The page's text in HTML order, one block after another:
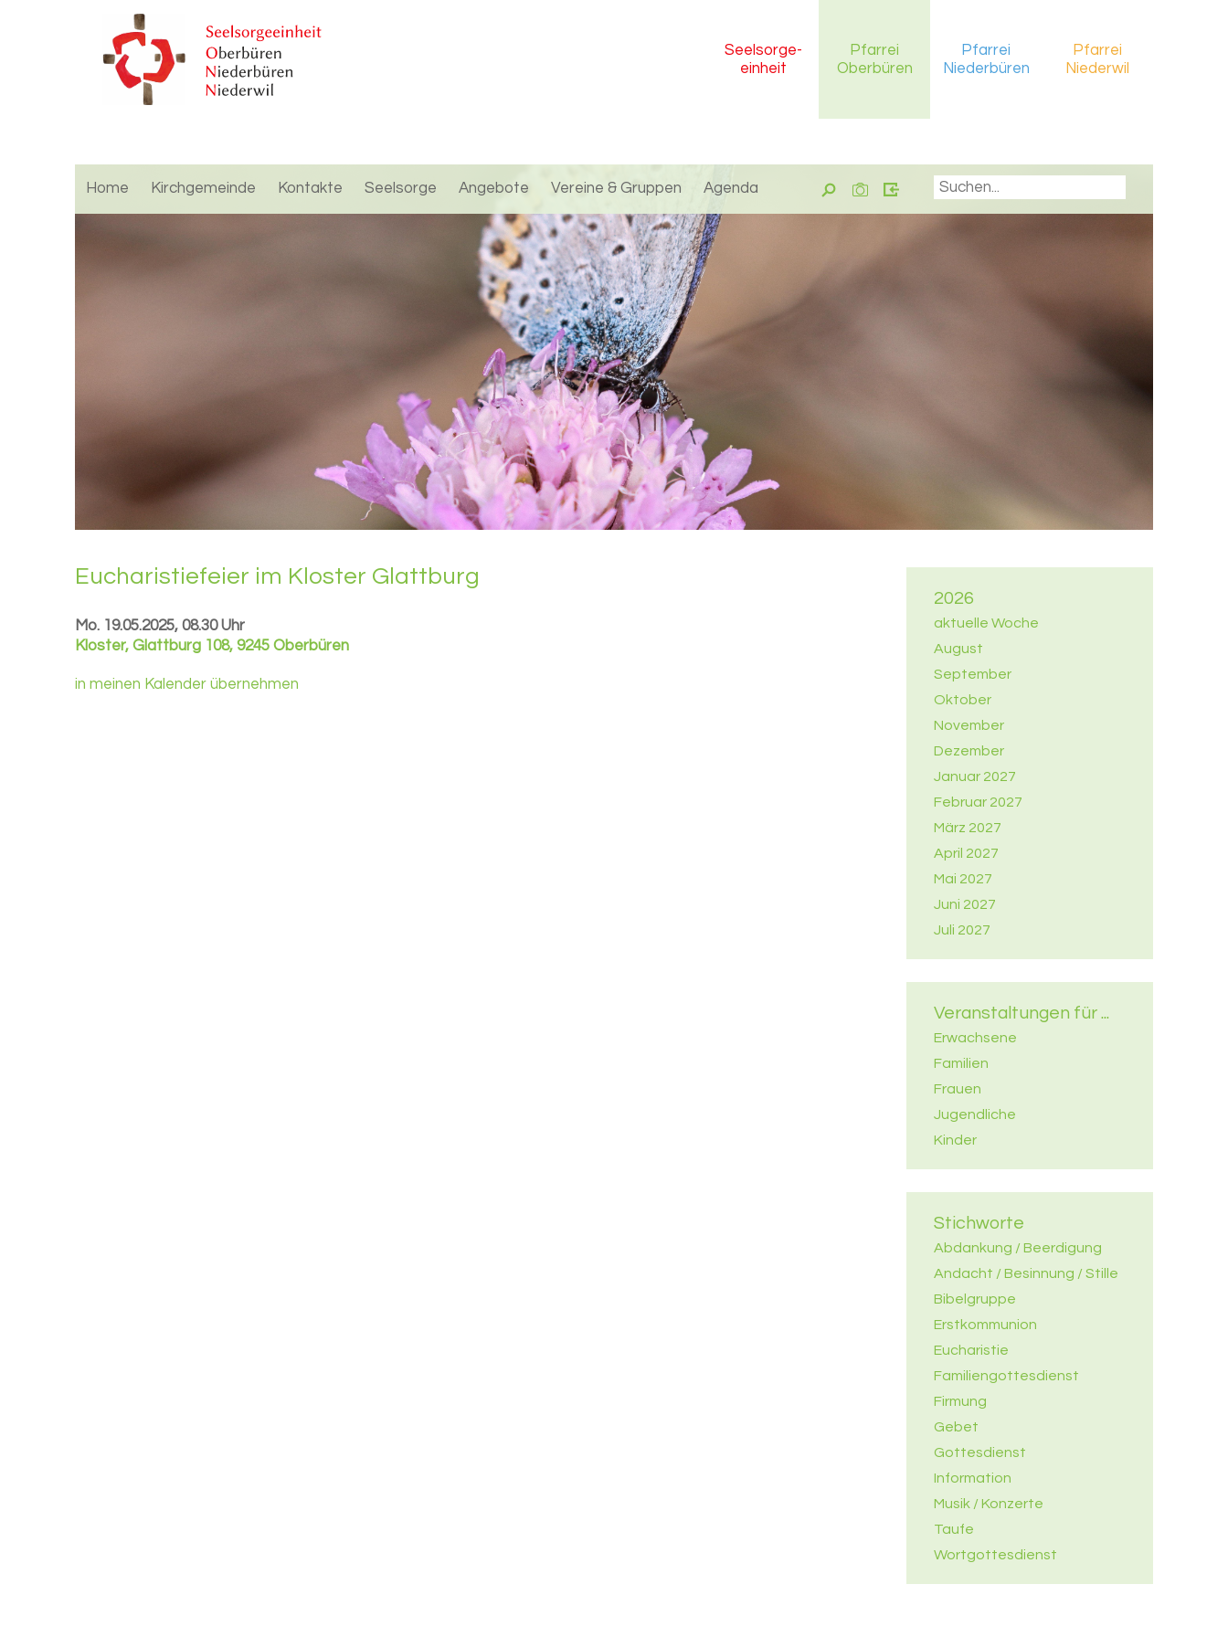
Seelsorge-
einheit
Pfarrei
Oberbüren
Pfarrei
Niederbüren
Pfarrei
Niederwil
Home Kirchgemeinde Kontakte Seelsorge Angebote Vereine & Gruppen Agenda
2026
aktuelle Woche
August
September
Oktober
November
Dezember
Januar 2027
Februar 2027
März 2027
April 2027
Mai 2027
Juni 2027
Juli 2027
Veranstaltungen für ...
Erwachsene
Familien
Frauen
Jugendliche
Kinder
Stichworte
Abdankung / Beerdigung
Andacht / Besinnung / Stille
Bibelgruppe
Erstkommunion
Eucharistie
Familiengottesdienst
Firmung
Gebet
Gottesdienst
Information
Musik / Konzerte
Taufe
Wortgottesdienst
Eu­cha­ris­tie­fei­er im Klos­ter Glatt­burg
Mo. 19.05.2025, 08.30 Uhr
Kloster, Glattburg 108, 9245 Oberbüren
in meinen Kalender übernehmen